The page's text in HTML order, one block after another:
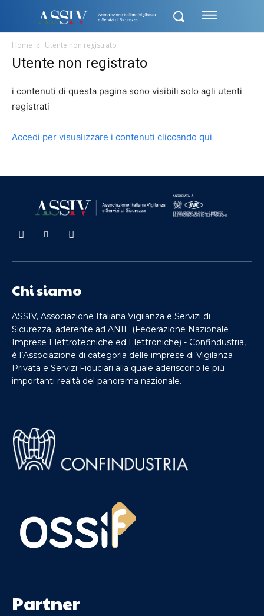
Home Utente non registrato
Utente non registrato
i contenuti di questa pagina sono visibili solo agli utenti
registrati
Accedi per visualizzare i contenuti cliccando qui
Chi siamo
ASSIV, Associazione Italiana Vigilanza e Servizi di
Sicurezza, aderente ad ANIE (Federazione Nazionale
Imprese Elettrotecniche ed Elettroniche) - Confindustria,
è l’Associazione di categoria delle imprese di Vigilanza
Privata e Servizi Fiduciari alla quale aderiscono le più
importanti realtà del panorama nazionale.
Partner